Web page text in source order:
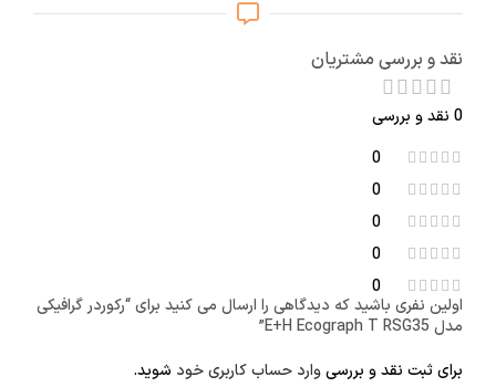
نقد و بررسی مشتریان
0 نقد و بررسی
0
0
0
0
0
اولین نفری باشید که دیدگاهی را ارسال می کنید برای “رکوردر گرافیکی
مدل E+H Ecograph T RSG35”
برای ثبت نقد و بررسیوارد حساب کاربری خود شوید.